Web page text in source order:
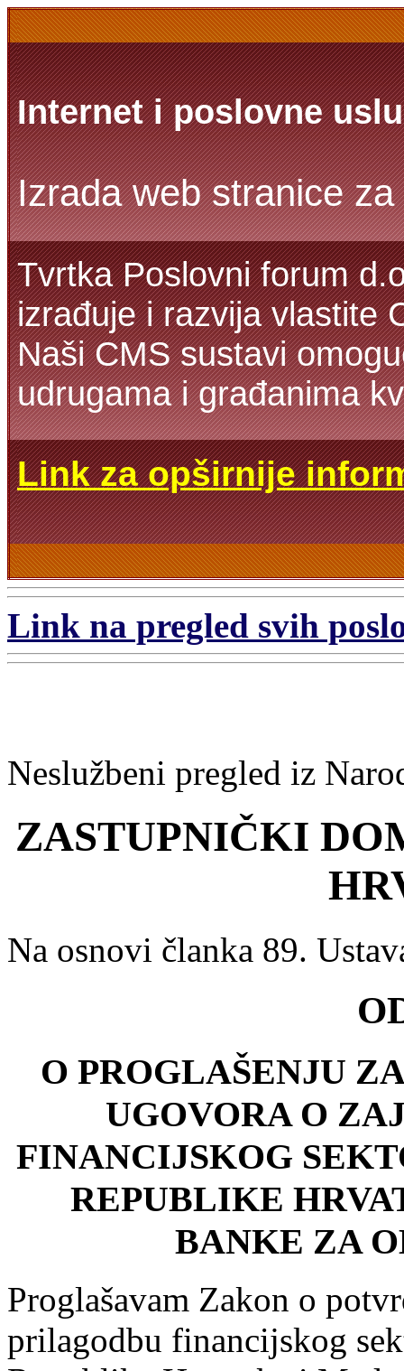
Internet i poslovne
Izrada web stranice
Tvrtka Poslovni forum
izrađuje i razvija vlastite
Naši CMS sustavi
udrugama i građanima
Link za opširnije
Link na pregled svih
Neslužbeni pregled iz
ZASTUPNIČKI
Na osnovi članka 89.
O PROGLAŠENJU
UGOVORA O
FINANCIJSKOG
REPUBLIKE
BANKE ZA
Proglašavam Zakon o
prilagodbu financijskog